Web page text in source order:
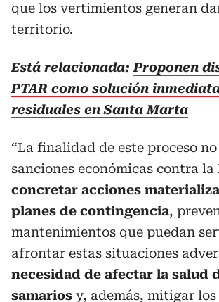
que los vertimientos generan
territorio.
Está relacionada: Proponen
PTAR como solución
residuales en Santa Marta
“La finalidad de este proceso
sanciones económicas contra la
concretar acciones
planes de contingencia,
mantenimientos que puedan
afrontar estas situaciones
necesidad de afectar la salud
samarios y, además, mitigar